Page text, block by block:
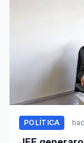
POLÍTICA